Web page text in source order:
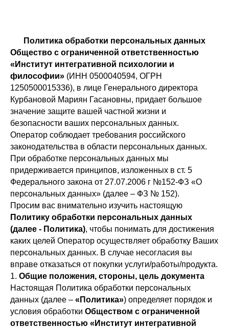
Политика обработки персональных данных
Общество с ограниченной ответственностью
«Институт интегративной психологии и
философии» (ИНН 0500040594, ОГРН
1250500015336), в лице Генерального директора
Курбановой Мариян Гасановны, придает большое
значение защите вашей частной жизни и
безопасности ваших персональных данных.
Оператор соблюдает требования российского
законодательства в области персональных данных.
При обработке персональных данных мы
придерживается принципов, изложенных в ст. 5
Федерального закона от 27.07.2006 г №152-ФЗ «О
персональных данных» (далее – ФЗ № 152).
Просим вас внимательно изучить настоящую
Политику обработки персональных данных
(далее - Политика), чтобы понимать для достижения
каких целей Оператор осуществляет обработку Ваших
персональных данных. В случае несогласия вы
вправе отказаться от покупки услуги/работы/продукта.
1. Общие положения, стороны, цель документа
Настоящая Политика обработки персональных
данных (далее – «Политика») определяет порядок и
условия обработки Обществом с ограниченной
ответственностью «Институт интегративной